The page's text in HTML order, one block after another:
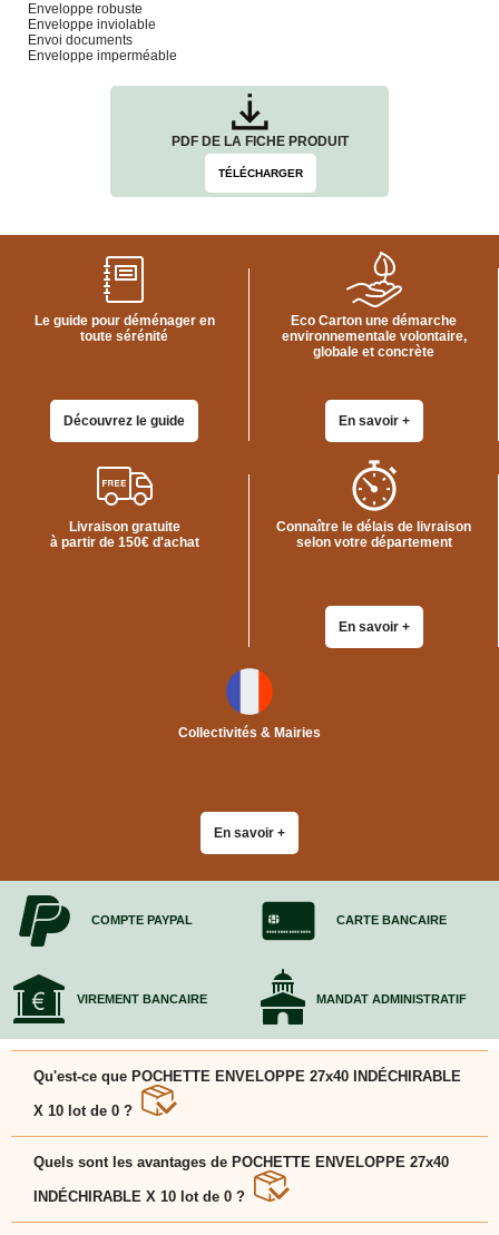
quincaillerie
Profilés,
Angles,
Cartons
COUVERTURES
Classiques
Couvertures
Caoutchouc
Déménageurs
sécurité
cutters
PRODUITS
VENTES
GROS
PIÈCES
DÉMÉNAGER
CUISINE
Enveloppe robuste
Enveloppe inviolable
Envoi documents
Enveloppe imperméable
PDF DE LA FICHE PRODUIT
TÉLÉCHARGER
Le guide pour déménager en
toute sérénité
Découvrez le guide
Eco Carton une démarche
environnementale volontaire,
globale et concrète
En savoir +
Livraison gratuite
à partir de 150€ d'achat
Connaître le délais de livraison
selon votre département
En savoir +
Collectivités & Mairies
En savoir +
COMPTE PAYPAL CARTE BANCAIRE
VIREMENT BANCAIRE MANDAT ADMINISTRATIF
Qu'est-ce que POCHETTE ENVELOPPE 27x40 INDÉCHIRABLE
X 10 lot de 0 ?
lot de 0 est une solution pratique et adaptée pour
faciliter votre déménagement et protéger vos affaires
en toute sérénité.
Quels sont les avantages de POCHETTE ENVELOPPE 27x40
INDÉCHIRABLE X 10 lot de 0 ?